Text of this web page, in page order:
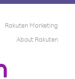
Rakuten Marketing
About Rakuten